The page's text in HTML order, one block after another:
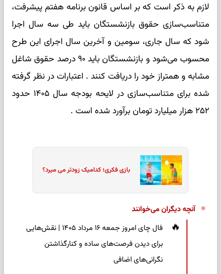
لازم به ذکر است که بر اساس قانون برنامه هفتم پیشرفت،
متناسب‌سازی حقوق بازنشستگان باید طی سه سال اجرا
شود که سال جاری، سومین و آخرین سال اجرای این طرح
محسوب می‌شود و بازنشستگان باید ۹۰ درصد حقوق شاغل
مشابه و همتراز خود را دریافت کنند . اعتبارات در نظر گرفته
شده برای متناسب‌سازی در لایحه بودجه سال ۱۴۰۵ حدود
۲۵۲ هزار میلیارد تومان برآورد شده است .
بازی فکری؛ کدامیک زودتر می میرد؟
آنچه دیگران می‌خوانند
فال چای امروز جمعه ۱۶ مرداد ۱۴۰۵ | نقش‌هایی
برای دیدن فرصت‌های ساده و کنارگذاشتن
نگرانی‌های اضافی